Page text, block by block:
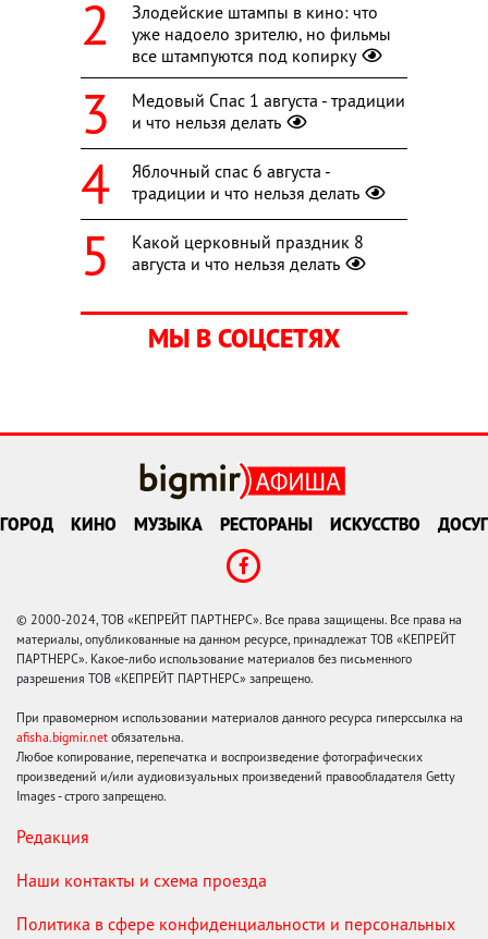
Злодейские штампы в кино: что
уже надоело зрителю, но фильмы
все штампуются под копирку
Медовый Спас 1 августа - традиции
и что нельзя делать
Яблочный спас 6 августа -
традиции и что нельзя делать
Какой церковный праздник 8
августа и что нельзя делать
МЫ В СОЦСЕТЯХ
ГОРОД КИНО МУЗЫКА РЕСТОРАНЫ ИСКУССТВО ДОСУГ
© 2000-2024, ТОВ «КЕПРЕЙТ ПАРТНЕРС». Все права защищены. Все права на
материалы, опубликованные на данном ресурсе, принадлежат ТОВ «КЕПРЕЙТ
ПАРТНЕРС». Какое-либо использование материалов без письменного
разрешения ТОВ «КЕПРЕЙТ ПАРТНЕРС» запрещено.
При правомерном использовании материалов данного ресурса гиперссылка на
afisha.bigmir.net обязательна.
Любое копирование, перепечатка и воспроизведение фотографических
произведений и/или аудиовизуальных произведений правообладателя Getty
Images - строго запрещено.
Редакция
Наши контакты и схема проезда
Политика в сфере конфиденциальности и персональных